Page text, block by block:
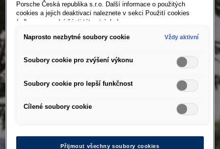
Porsche Česká republika s.r.o. Další informace o použitých
cookies a jejich deaktivaci naleznete v sekci Použití cookies
(odkaz ve spodní části této stránky).
Naprosto nezbytné soubory cookie Vždy aktivní
Soubory cookie pro zvýšení výkonu
Soubory cookie pro lepší funkčnost
Cílené soubory cookie
Přijmout všechny soubory cookies